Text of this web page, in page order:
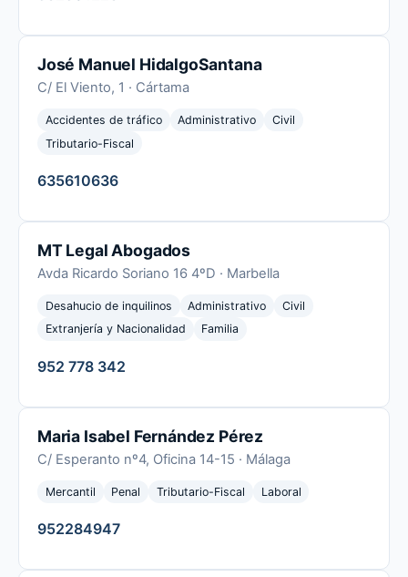
José Manuel HidalgoSantana
C/ El Viento, 1 · Cártama
Accidentes de tráfico Administrativo
Civil
Tributario-Fiscal
635610636
MT Legal Abogados
Avda Ricardo Soriano 16 4ºD · Marbella
Desahucio de inquilinos Administrativo
Civil
Extranjería y Nacionalidad
Familia
952 778 342
Maria Isabel Fernández Pérez
C/ Esperanto nº4, Oficina 14-15 · Málaga
Mercantil Penal Tributario-Fiscal Laboral
952284947